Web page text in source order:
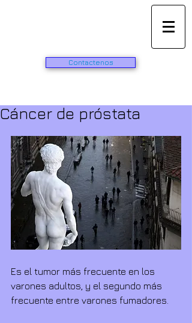
Contactenos
Cáncer de próstata
Es el tumor más frecuente en los
varones adultos, y el segundo más
frecuente entre varones fumadores.